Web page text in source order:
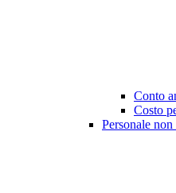
Conto
Costo
Personale